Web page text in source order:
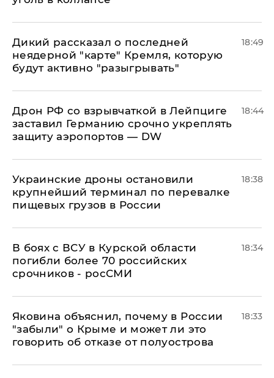
Дикий рассказал о последней
неядерной "карте" Кремля, которую
будут активно "разыгрывать"
18:49
​Дрон РФ со взрывчаткой в Лейпциге
заставил Германию срочно укреплять
защиту аэропортов — DW
18:44
Украинские дроны остановили
крупнейший терминал по перевалке
пищевых грузов в России
18:38
В боях с ВСУ в Курской области
погибли более 70 российских
срочников - росСМИ
18:34
Яковина объяснил, почему в России
"забыли" о Крыме и может ли это
говорить об отказе от полуострова
18:33